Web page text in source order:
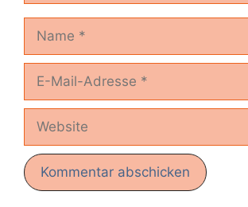
Mail-
Adresse